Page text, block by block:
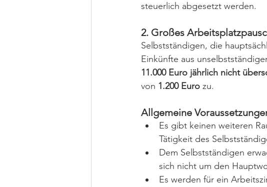
steuerlich abgesetzt werden.
2. Großes
Selbstständigen, die
Einkünfte aus
11.000 Euro jährlich nicht
von 1.200 Euro zu.
Allgemeine
Es gibt keinen weiteren
Tätigkeit des
Dem Selbstständigen
sich nicht um den
Es werden für ein